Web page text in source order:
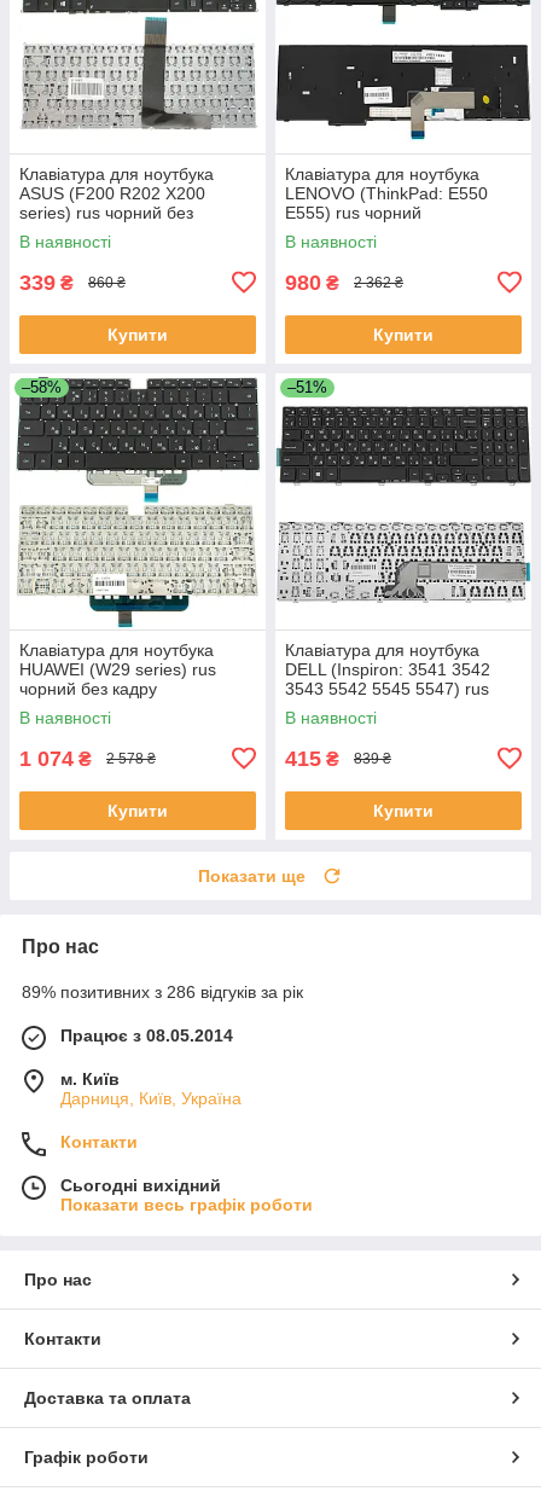
Клавіатура для ноутбука
ASUS (F200 R202 X200
series) rus чорний без
фрейма
В наявності
339 ₴ 860 ₴
Купити
Клавіатура для ноутбука
LENOVO (ThinkPad: E550
E555) rus чорний
В наявності
980 ₴ 2 362 ₴
Купити
–58%
Клавіатура для ноутбука
HUAWEI (W29 series) rus
чорний без кадру
В наявності
1 074 ₴ 2 578 ₴
Купити
–51%
Клавіатура для ноутбука
DELL (Inspiron: 3541 3542
3543 5542 5545 5547) rus
чорний
В наявності
415 ₴ 839 ₴
Купити
Показати ще
Про нас
89% позитивних з 286 відгуків за рік
Працює з 08.05.2014
м. Київ
Дарниця, Київ, Україна
Контакти
Сьогодні вихідний
Показати весь графік роботи
Про нас
Контакти
Доставка та оплата
Графік роботи